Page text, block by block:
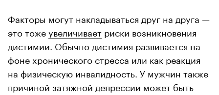
Факторы могут накладываться друг на друга —
это тожеувеличивает риски возникновения
дистимии. Обычно дистимия развивается на
фоне хронического стресса или как реакция
на физическую инвалидность. У мужчин также
причиной затяжной депрессии может быть